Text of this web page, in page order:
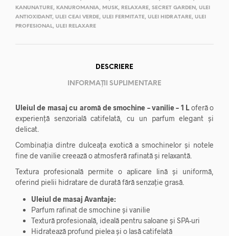
KANUNATURE, KANUROMANIA, MUSK, RELAXARE, SECRET GARDEN , ULEI
ANTIOXIDANT, ULEI CEAI VERDE, ULEI FERMITATE, ULEI HIDRATARE, ULEI
PROFESIONAL, ULEI RELAXARE
DESCRIERE
INFORMAȚII SUPLIMENTARE
Uleiul de masaj cu aromă de smochine – vanilie – 1 Loferă o
experiență senzorială catifelată, cu un parfum elegant și
delicat.
Combinația dintre dulceața exotică a smochinelor și notele
fine de vanilie creează o atmosferă rafinată și relaxantă.
Textura profesională permite o aplicare lină și uniformă,
oferind pielii hidratare de durată fără senzație grasă.
Uleiul de masaj Avantaje:
Parfum rafinat de smochine și vanilie
Textură profesională, ideală pentru saloane și SPA-uri
Hidratează profund pielea și o lasă catifelată